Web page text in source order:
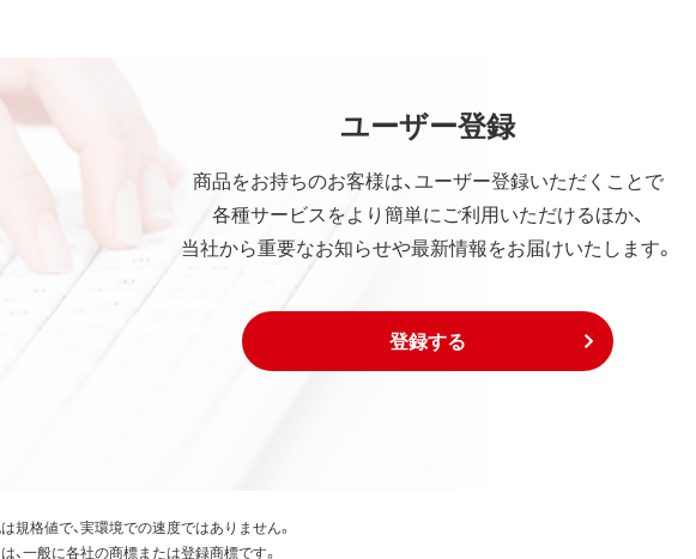
ユーザー登録
商品をお持ちのお客様は、ユーザー登録いただくことで
各種サービスをより簡単にご利用いただけるほか、
当社から重要なお知らせや最新情報をお届けいたします。
登録する
格値で、実環境での速度ではありません。
一般に各社の商標または登録商標です。